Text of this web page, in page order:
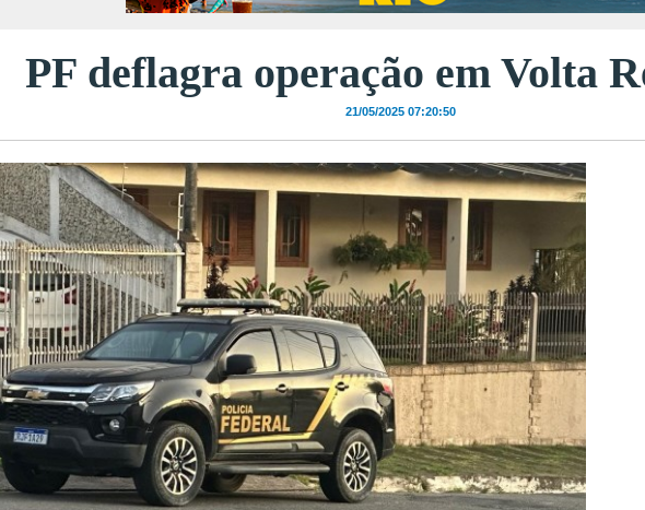
PF deflagra operação em Volta
21/05/2025 07:20:50